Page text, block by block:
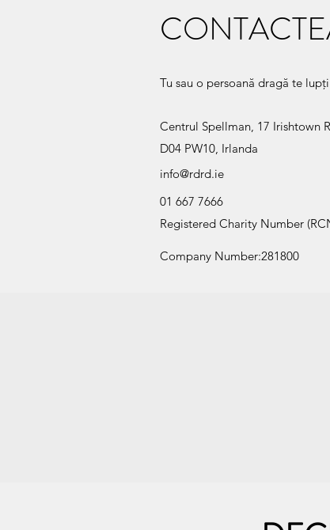
Tu sau o persoană dragă te
Centrul Spellman, 17 Irishtown
D04 PW10, Irlanda
info@rdrd.ie
01 667 7666
Registered Charity Number
Company Number:281800